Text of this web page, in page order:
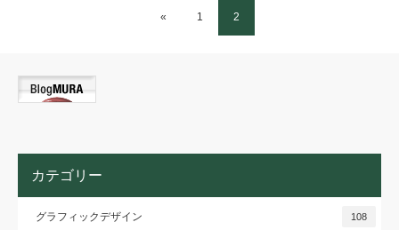
« 1 2
カテゴリー
グラフィックデザイン 108